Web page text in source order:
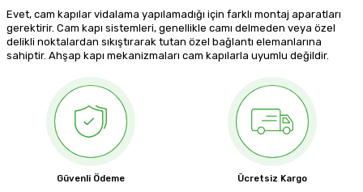
Evet, cam kapılar vidalama yapılamadığı için farklı montaj aparatları
gerektirir. Cam kapı sistemleri, genellikle camı delmeden veya özel
delikli noktalardan sıkıştırarak tutan özel bağlantı elemanlarına
sahiptir. Ahşap kapı mekanizmaları cam kapılarla uyumlu değildir.
Güvenli Ödeme Ücretsiz Kargo